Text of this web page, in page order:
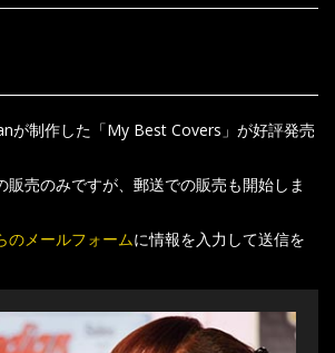
が制作した「My Best Covers」が好評発売
販売のみですが、郵送での販売も開始しま
のメールフォームに情報を入力して送信を